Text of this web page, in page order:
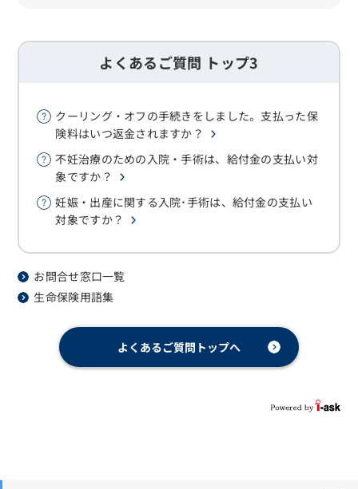
よくあるご質問 トップ3
クーリング・オフの手続きをしました。支払った保
険料はいつ返金されますか？
不妊治療のための入院・手術は、給付金の支払い対
象ですか？
妊娠・出産に関する入院･手術は、給付金の支払い
対象ですか？
お問合せ窓口一覧
生命保険用語集
よくあるご質問トップへ